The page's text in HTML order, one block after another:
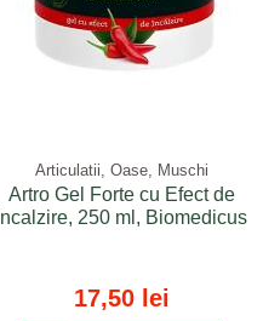
Articulatii, Oase, Muschi
Artro Gel Forte cu Efect de
Incalzire, 250 ml, Biomedicus
17,50 lei